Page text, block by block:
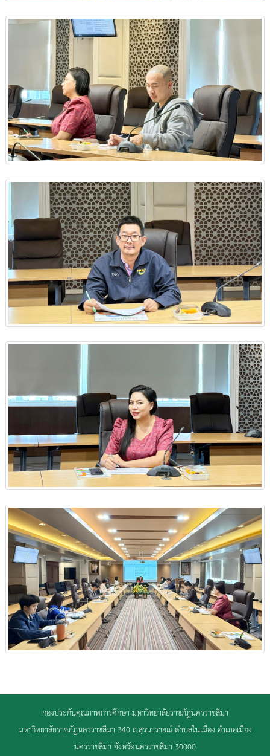
กองประกันคุณภาพการศึกษา มหาวิทยาลัยราชภัฏนครราชสีมา
มหาวิทยาลัยราชภัฏนครราชสีมา 340 ถ.สุรนารายณ์ ตำบลในเมือง อำเภอเมือง
นครราชสีมา จังหวัดนครราชสีมา 30000